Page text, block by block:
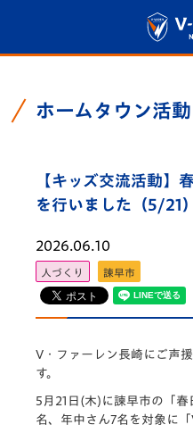
ホームタウン活動
【キッズ交流活動】
を行いました（5/21）
2026.06.10
人づくり 諫早市
V・ ファーレン長崎にご声
す。
5月21日(木)に諫早市の「春
名、年中さん7名を対象に「